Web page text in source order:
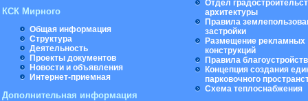
КСК Мирного
Общая информация
Структура
Деятельность
Проекты документов
Новости и объявления
Интернет-приемная
Дополнительная информация
Отдел
архитектуры
Правила
застройки
Размещение рекламных
конструкций
Правила
Концепция создания
парковочного
Схема теплоснабжения